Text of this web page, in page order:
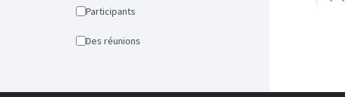
Participants
Des réunions